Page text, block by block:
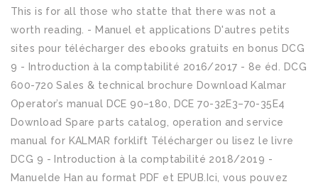
This is for all those who statte that there was not a
worth reading. - Manuel et applications D'autres petits
sites pour télécharger des ebooks gratuits en bonus DCG
9 - Introduction à la comptabilité 2016/2017 - 8e éd. DCG
600-720 Sales & technical brochure Download Kalmar
Operator’s manual DCE 90–180, DCE 70-32E3–70-35E4
Download Spare parts catalog, operation and service
manual for KALMAR forklift Télécharger ou lisez le livre
DCG 9 - Introduction à la comptabilité 2018/2019 -
Manuelde Han au format PDF et EPUB.Ici, vous pouvez